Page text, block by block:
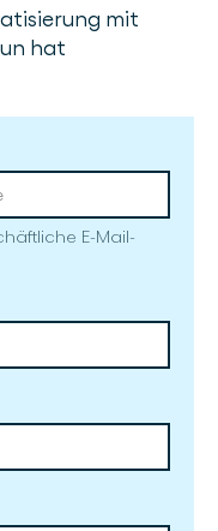
mit
hat
E-Mail-